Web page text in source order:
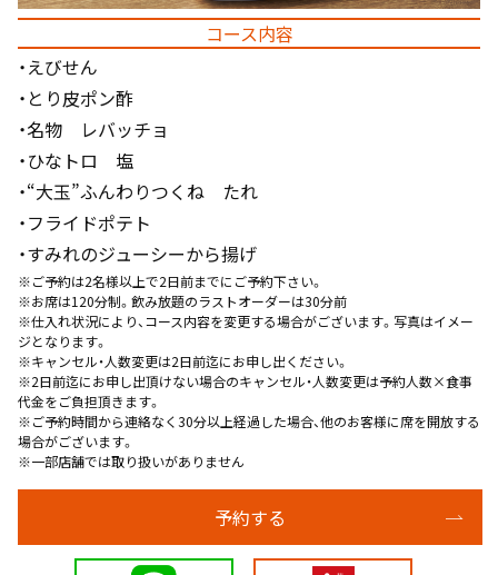
コース内容
・えびせん
・とり皮ポン酢
・名物 レバッチョ
・ひなトロ 塩
・“大玉”ふんわりつくね たれ
・フライドポテト
・すみれのジューシーから揚げ
※ご予約は2名様以上で2日前までにご予約下さい。
※お席は120分制。飲み放題のラストオーダーは30分前
※仕入れ状況により、コース内容を変更する場合がございます。写真はイメー
ジとなります。
※キャンセル・人数変更は2日前迄にお申し出ください。
※2日前迄にお申し出頂けない場合のキャンセル・人数変更は予約人数×食事
代金をご負担頂きます。
※ご予約時間から連絡なく30分以上経過した場合、他のお客様に席を開放する
場合がございます。
※一部店舗では取り扱いがありません
予約する